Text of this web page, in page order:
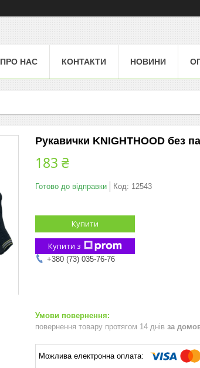
ПРО НАС КОНТАКТИ НОВИНИ
Рукавички KNIGHTHOOD без
183 ₴
Готово до відправки Код: 12543
Купити
Купити з
+380 (73) 035-76-76
повернення товару протягом 14 днів за